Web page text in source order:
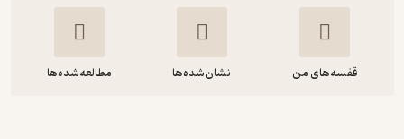
قفسه‌های من نشان‌شده‌ها مطالعه‌شده‌ها